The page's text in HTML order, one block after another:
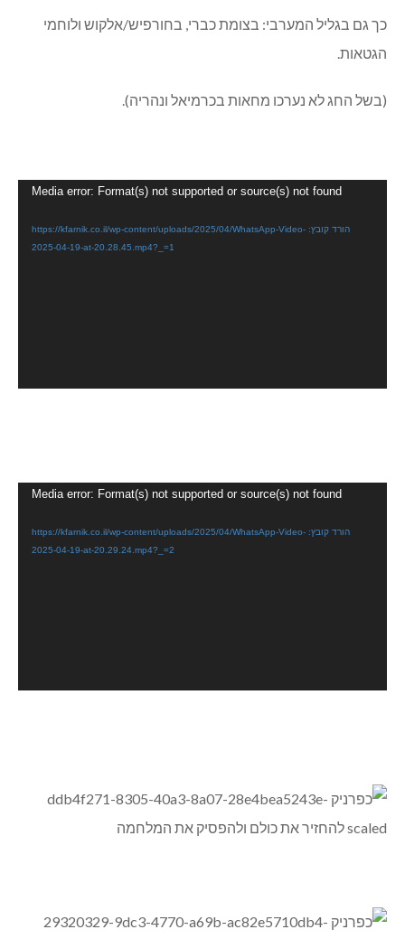
כך גם בגליל המערבי: בצומת כברי, בחורפיש/אלקוש ולוחמי
הגטאות.
(בשל החג לא נערכו מחאות בכרמיאל ונהריה).
Media error: Format(s) not supported or source(s) not found
הורד קובץ: https://kfarnik.co.il/wp-content/uploads/2025/04/WhatsApp-Video-
2025-04-19-at-20.28.45.mp4?_=1
Media error: Format(s) not supported or source(s) not found
הורד קובץ: https://kfarnik.co.il/wp-content/uploads/2025/04/WhatsApp-Video-
2025-04-19-at-20.29.24.mp4?_=2